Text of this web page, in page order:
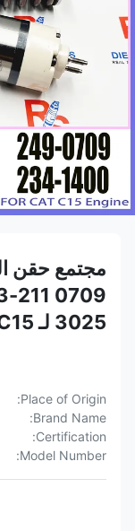
3025 لـ C-A-T C15
Place of Origin:
Brand Name:
Certification:
Model Number: